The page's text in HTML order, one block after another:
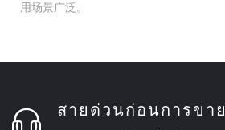
用场景广泛。
สายด่วนก่อนการขาย